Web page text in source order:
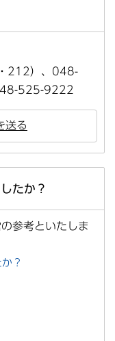
212）、048-
525-9222
送る
たか？
参考といたしま
？